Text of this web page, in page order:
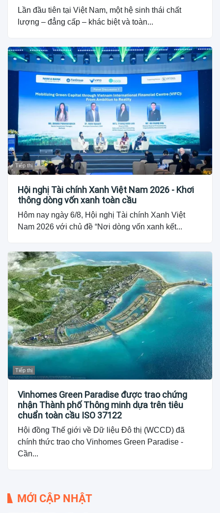
Lần đầu tiên tại Việt Nam, một hệ sinh thái chất
lượng – đẳng cấp – khác biệt và toàn...
Tiếp thị
Hội nghị Tài chính Xanh Việt Nam 2026 - Khơi
thông dòng vốn xanh toàn cầu
Hôm nay ngày 6/8, Hội nghị Tài chính Xanh Việt
Nam 2026 với chủ đề “Nơi dòng vốn xanh kết...
Tiếp thị
Vinhomes Green Paradise được trao chứng
nhận Thành phố Thông minh dựa trên tiêu
chuẩn toàn cầu ISO 37122
Hội đồng Thế giới về Dữ liệu Đô thị (WCCD) đã
chính thức trao cho Vinhomes Green Paradise -
Cần...
MỚI CẬP NHẬT